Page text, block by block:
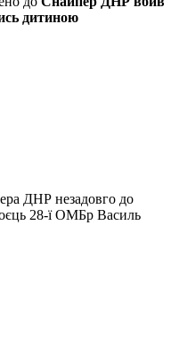
дитиною
ДНР незадовго до
28-ї ОМБр Василь